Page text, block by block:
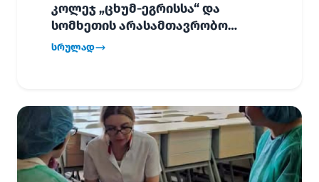
კოლეჯ „ცხუმ-ეგრისსა“ და
სომხეთის არასამთავრობო
ორგანიზაცია „Youth is Power“-ს
სრულად